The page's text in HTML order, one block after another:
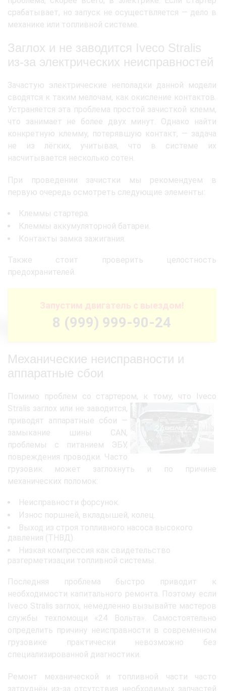
срабатывает, но запуск не осуществляется — дело в
механике или топливной системе.
Заглох и не заводится Iveco Stralis
из-за электрических неисправностей
Зачастую электрические неполадки данной модели
сводятся к таким мелочам, как окисление контактов.
Устраняется эта проблема простой зачисткой клемм,
что занимает не более двух минут. Однако найти
конкретную клемму, потерявшую контакт, — задача
не из лёгких, учитывая, что в системе их
насчитывается несколько сотен.
При проведении зачистки мы рекомендуем в
первую очередь осмотреть следующие элементы:
Клеммы стартера.
Клеммы аккумуляторной батареи.
Контакты замка зажигания.
Также стоит проверить целостность
предохранителей.
Запустим двигатель с выездом!
8 (999) 999-90-24
Механические неисправности и
аппаратные сбои
Помимо проблем со стартером, к тому, что
Iveco
Stralis заглох или не заводится,
приводят аппаратные сбои —
замыкание шины CAN,
проблемы с питанием ЭБУ,
повреждения проводки. Часто
грузовик может заглохнуть и по причине
механических поломок:
Неисправности форсунок.
Износ поршней, вкладышей, колец.
Выход из строя топливного насоса высокого
давления (ТНВД).
Низкая компрессия как свидетельство
разгерметизации топливной системы.
Последняя проблема быстро приводит к
необходимости капитального ремонта. Поэтому если
Iveco Stralis заглох, немедленно вызывайте мастеров
службы техпомощи «24 Вольта». Самостоятельно
определить причину неисправности в современном
грузовике практически невозможно без
специализированной диагностики.
Ремонт механической и топливной части часто
затруднён из-за отсутствия необходимых запчастей